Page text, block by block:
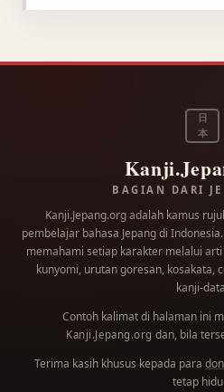
日
本
BAGIAN DARI
Kanji.Jepang.org adalah kamus
pembelajar bahasa Jepang di
memahami setiap karakter melalui
kunyomi, urutan goresan, kosakata,
kanji-
Contoh kalimat di halaman ini
Kanji.Jepang.org dan, bila
Terima kasih khusus kepada para
tetap